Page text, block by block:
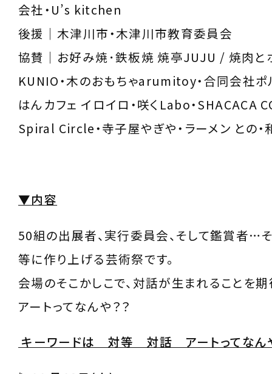
会社・U’s kitchen
後援｜木津川市・木津川市教育委員会
協賛｜お好み焼･鉄板焼 焼亭JUJU / 焼肉と
KUNIO・木のおもちゃarumitoy・合同会社ポ
はんカフェ イロイロ・咲くLabo・SHACACA
Spiral Circle・寺子屋やぎや・ラーメン との
▼内容
50組の出展者、実行委員会、そして鑑賞者…
等に作り上げる芸術祭です。
会場のそこかしこで、対話が生まれることを期
アートってなんや？？
キーワードは 対等 対話 アートってなん